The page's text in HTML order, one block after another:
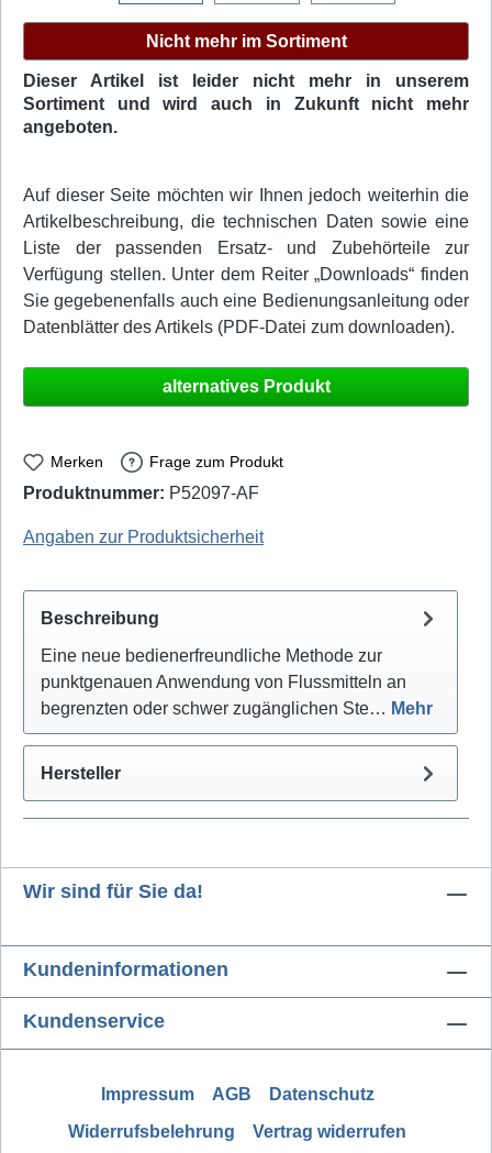
Nicht mehr im Sortiment
Dieser Artikel ist leider nicht mehr in unserem
Sortiment und wird auch in Zukunft nicht mehr
angeboten.
Auf dieser Seite möchten wir Ihnen jedoch weiterhin die
Artikelbeschreibung, die technischen Daten sowie eine
Liste der passenden Ersatz- und Zubehörteile zur
Verfügung stellen. Unter dem Reiter „Downloads“ finden
Sie gegebenenfalls auch eine Bedienungsanleitung oder
Datenblätter des Artikels (PDF-Datei zum downloaden).
alternatives Produkt
Merken Frage zum Produkt
Produktnummer: P52097-AF
Angaben zur Produktsicherheit
Beschreibung
Eine neue bedienerfreundliche Methode zur
punktgenauen Anwendung von Flussmitteln an
begrenzten oder schwer zugänglichen Ste… Mehr
Hersteller
Wir sind für Sie da!
Kundeninformationen
Kundenservice
Impressum AGB
Datenschutz
Widerrufsbelehrung
Vertrag widerrufen